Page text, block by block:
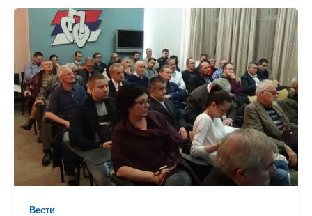
Вести